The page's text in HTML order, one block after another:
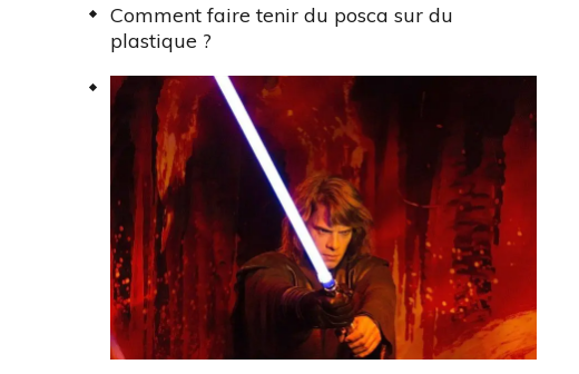
Comment faire tenir du posca sur du
plastique ?